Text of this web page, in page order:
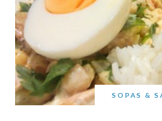
SOPAS &